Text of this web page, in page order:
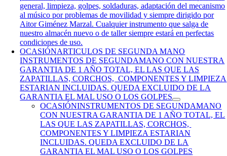
general, limpieza, golpes, soldaduras, adaptación del mecanismo
al músico por problemas de movilidad y siempre dirigido por
Aitor Giménez Marzal. Cualquier instrumento que salga de
nuestro almacén nuevo o de taller siempre estará en perfectas
condiciones de uso.
OCASIÓNARTICULOS DE SEGUNDA MANO
INSTRUMENTOS DE SEGUNDAMANO CON NUESTRA
GARANTIA DE 1 AÑO TOTAL, EL LAS QUE LAS
ZAPATILLAS, CORCHOS, COMPONENTES Y LIMPIEZA
ESTARIAN INCLUIDAS. QUEDA EXCLUIDO DE LA
GARANTIA EL MAL USO O LOS GOLPES
OCASIÓNINSTRUMENTOS DE SEGUNDAMANO
CON NUESTRA GARANTIA DE 1 AÑO TOTAL, EL
LAS QUE LAS ZAPATILLAS, CORCHOS,
COMPONENTES Y LIMPIEZA ESTARIAN
INCLUIDAS. QUEDA EXCLUIDO DE LA
GARANTIA EL MAL USO O LOS GOLPES